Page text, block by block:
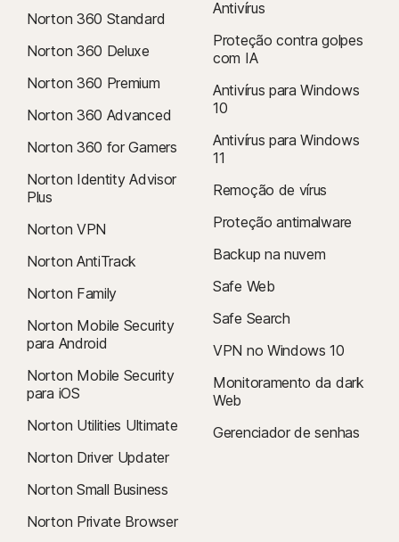
Norton 360 Standard
Norton 360 Deluxe
Norton 360 Premium
Norton 360 Advanced
Norton 360 for Gamers
Norton Identity Advisor
Plus
Norton VPN
Norton AntiTrack
Norton Family
Norton Mobile Security
para Android
Norton Mobile Security
para iOS
Norton Utilities Ultimate
Norton Driver Updater
Norton Small Business
Norton Private Browser
Antivírus
Proteção contra golpes
com IA
Antivírus para Windows
10
Antivírus para Windows
11
Remoção de vírus
Proteção antimalware
Backup na nuvem
Safe Web
Safe Search
VPN no Windows 10
Monitoramento da dark
Web
Gerenciador de senhas